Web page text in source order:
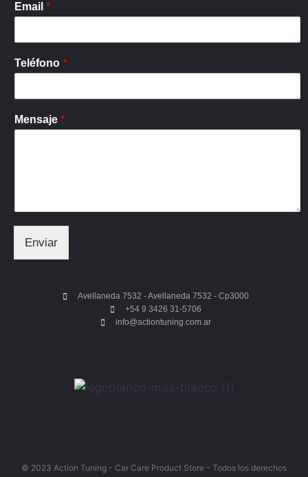
Email *
Teléfono *
Mensaje *
Enviar
Avellaneda 7532 - Avellaneda 7532 - Cp3000
+54 9 3426 31-5706
info@actiontuning.com.ar
© 2023 Action Tuning - Car Care Product Store - Todos los derechos